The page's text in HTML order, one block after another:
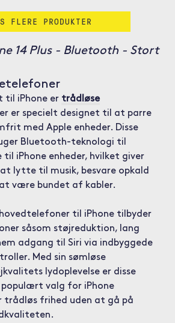
FLERE PRODUKTER
14 Plus - Bluetooth - Stort
til iPhone er trådløse
er specielt designet til at parre
med Apple enheder. Disse
Bluetooth-teknologi til
iPhone enheder, hvilket giver
lytte til musik, besvare opkald
være bundet af kabler.
til iPhone tilbyder
såsom støjreduktion, lang
adgang til Siri via indbyggede
Med sin sømløse
lydoplevelse er disse
valg for iPhone
trådløs frihed uden at gå på